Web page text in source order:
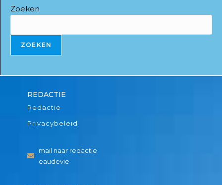
Zoeken
ZOEKEN
REDACTIE
Redactie
Privacybeleid
mail naar redactie
eaudevie